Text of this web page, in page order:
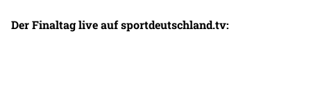
Der Finaltag live auf sportdeutschland.tv: